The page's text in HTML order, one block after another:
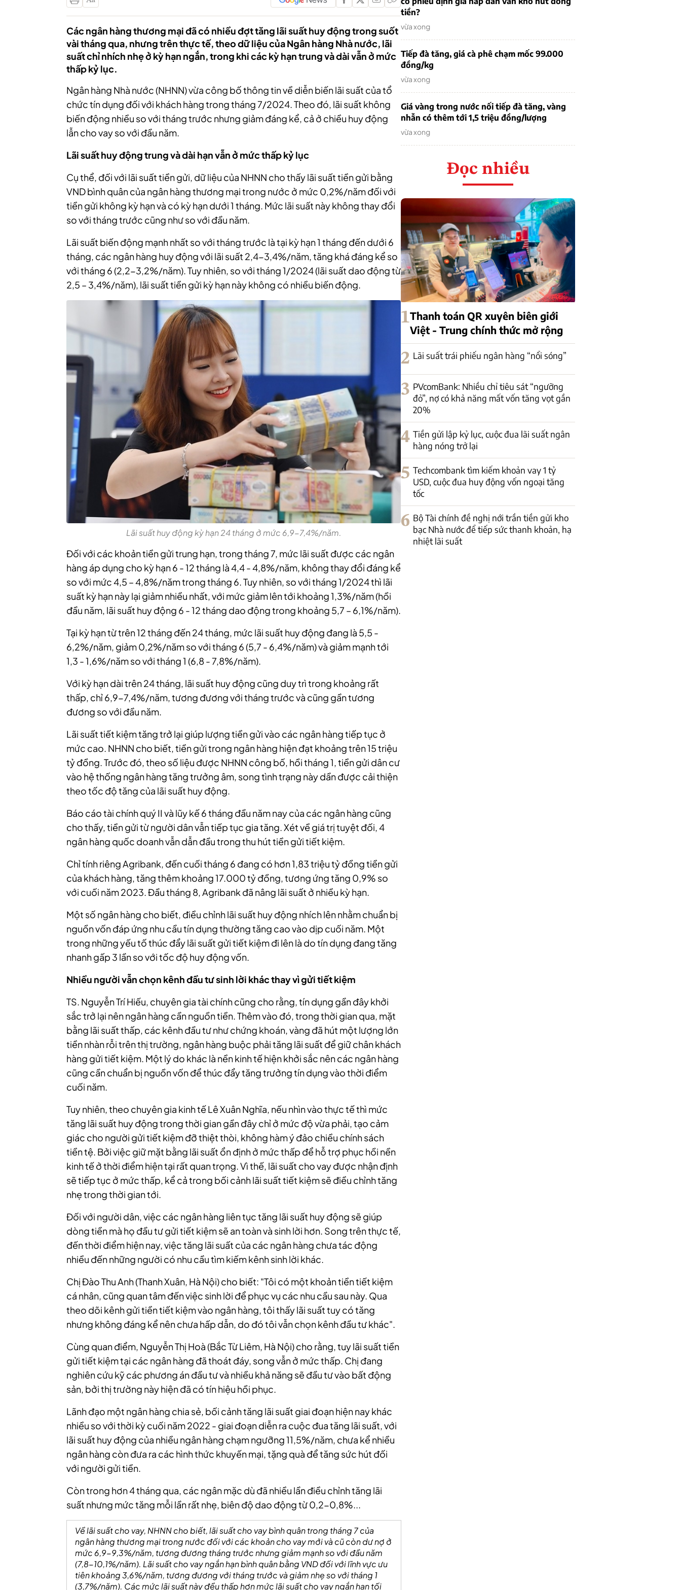
Các ngân hàng thương mại đã có nhiều đợt tăng lãi suất huy động trong suốt
vài tháng qua, nhưng trên thực tế, theo dữ liệu của Ngân hàng Nhà nước, lãi
suất chỉ nhích nhẹ ở kỳ hạn ngắn, trong khi các kỳ hạn trung và dài vẫn ở mức
thấp kỷ lục.
Ngân hàng Nhà nước (NHNN) vừa công bố thông tin về diễn biến lãi suất của tổ
chức tín dụng đối với khách hàng trong tháng 7/2024. Theo đó, lãi suất không
biến động nhiều so với tháng trước nhưng giảm đáng kể, cả ở chiều huy động
lẫn cho vay so với đầu năm.
Lãi suất huy động trung và dài hạn vẫn ở mức thấp kỷ lục
Cụ thể, đối với lãi suất tiền gửi, dữ liệu của NHNN cho thấy lãi suất tiền gửi bằng
VND bình quân của ngân hàng thương mại trong nước ở mức 0,2%/năm đối với
tiền gửi không kỳ hạn và có kỳ hạn dưới 1 tháng. Mức lãi suất này không thay đổi
so với tháng trước cũng như so với đầu năm.
Lãi suất biến động mạnh nhất so với tháng trước là tại kỳ hạn 1 tháng đến dưới 6
tháng, các ngân hàng huy động với lãi suất 2,4-3,4%/năm, tăng khá đáng kể so
với tháng 6 (2,2-3,2%/năm). Tuy nhiên, so với tháng 1/2024 (lãi suất dao động từ
2,5 – 3,4%/năm), lãi suất tiền gửi kỳ hạn này không có nhiều biến động.
Lãi suất huy động kỳ hạn 24 tháng ở mức 6,9-7,4%/năm.
Đối với các khoản tiền gửi trung hạn, trong tháng 7, mức lãi suất được các ngân
hàng áp dụng cho kỳ hạn 6 - 12 tháng là 4,4 - 4,8%/năm, không thay đổi đáng kể
so với mức 4,5 – 4,8%/năm trong tháng 6. Tuy nhiên, so với tháng 1/2024 thì lãi
suất kỳ hạn này lại giảm nhiều nhất, với mức giảm lên tới khoảng 1,3%/năm (hồi
đầu năm, lãi suất huy động 6 - 12 tháng dao động trong khoảng 5,7 – 6,1%/năm).
Tại kỳ hạn từ trên 12 tháng đến 24 tháng, mức lãi suất huy động đang là 5,5 -
6,2%/năm, giảm 0,2%/năm so với tháng 6 (5,7 - 6,4%/năm) và giảm mạnh tới
1,3 - 1,6%/năm so với tháng 1 (6,8 - 7,8%/năm).
Với kỳ hạn dài trên 24 tháng, lãi suất huy động cũng duy trì trong khoảng rất
thấp, chỉ 6,9-7,4%/năm, tương đương với tháng trước và cũng gần tương
đương so với đầu năm.
Lãi suất tiết kiệm tăng trở lại giúp lượng tiền gửi vào các ngân hàng tiếp tục ở
mức cao. NHNN cho biết, tiền gửi trong ngân hàng hiện đạt khoảng trên 15 triệu
tỷ đồng. Trước đó, theo số liệu được NHNN công bố, hồi tháng 1, tiền gửi dân cư
vào hệ thống ngân hàng tăng trưởng âm, song tình trạng này dần được cải thiện
theo tốc độ tăng của lãi suất huy động.
Báo cáo tài chính quý II và lũy kế 6 tháng đầu năm nay của các ngân hàng cũng
cho thấy, tiền gửi từ người dân vẫn tiếp tục gia tăng. Xét về giá trị tuyệt đối, 4
ngân hàng quốc doanh vẫn dẫn đầu trong thu hút tiền gửi tiết kiệm.
Chỉ tính riêng Agribank, đến cuối tháng 6 đang có hơn 1,83 triệu tỷ đồng tiền gửi
của khách hàng, tăng thêm khoảng 17.000 tỷ đồng, tương ứng tăng 0,9% so
với cuối năm 2023. Đầu tháng 8, Agribank đã nâng lãi suất ở nhiều kỳ hạn.
Một số ngân hàng cho biết, điều chỉnh lãi suất huy động nhích lên nhằm chuẩn bị
nguồn vốn đáp ứng nhu cầu tín dụng thường tăng cao vào dịp cuối năm. Một
trong những yếu tố thúc đẩy lãi suất gửi tiết kiệm đi lên là do tín dụng đang tăng
nhanh gấp 3 lần so với tốc độ huy động vốn.
Nhiều người vẫn chọn kênh đầu tư sinh lời khác thay vì gửi tiết kiệm
TS. Nguyễn Trí Hiếu, chuyên gia tài chính cũng cho rằng, tín dụng gần đây khởi
sắc trở lại nên ngân hàng cần nguồn tiền. Thêm vào đó, trong thời gian qua, mặt
bằng lãi suất thấp, các kênh đầu tư như chứng khoán, vàng đã hút một lượng lớn
tiền nhàn rỗi trên thị trường, ngân hàng buộc phải tăng lãi suất để giữ chân khách
hàng gửi tiết kiệm. Một lý do khác là nền kinh tế hiện khởi sắc nên các ngân hàng
cũng cần chuẩn bị nguồn vốn để thúc đẩy tăng trưởng tín dụng vào thời điểm
cuối năm.
Tuy nhiên, theo chuyên gia kinh tế Lê Xuân Nghĩa, nếu nhìn vào thực tế thì mức
tăng lãi suất huy động trong thời gian gần đây chỉ ở mức độ vừa phải, tạo cảm
giác cho người gửi tiết kiệm đỡ thiệt thòi, không hàm ý đảo chiều chính sách
tiền tệ. Bởi việc giữ mặt bằng lãi suất ổn định ở mức thấp để hỗ trợ phục hồi nền
kinh tế ở thời điểm hiện tại rất quan trọng. Vì thế, lãi suất cho vay được nhận định
sẽ tiếp tục ở mức thấp, kể cả trong bối cảnh lãi suất tiết kiệm sẽ điều chỉnh tăng
nhẹ trong thời gian tới.
Đối với người dân, việc các ngân hàng liên tục tăng lãi suất huy động sẽ giúp
dòng tiền mà họ đầu tư gửi tiết kiệm sẽ an toàn và sinh lời hơn. Song trên thực tế,
đến thời điểm hiện nay, việc tăng lãi suất của các ngân hàng chưa tác động
nhiều đến những người có nhu cầu tìm kiếm kênh sinh lời khác.
Chị Đào Thu Anh (Thanh Xuân, Hà Nội) cho biết: "Tôi có một khoản tiền tiết kiệm
cá nhân, cũng quan tâm đến việc sinh lời để phục vụ các nhu cầu sau này. Qua
theo dõi kênh gửi tiền tiết kiệm vào ngân hàng, tôi thấy lãi suất tuy có tăng
nhưng không đáng kể nên chưa hấp dẫn, do đó tôi vẫn chọn kênh đầu tư khác".
Cùng quan điểm, Nguyễn Thị Hoà (Bắc Từ Liêm, Hà Nội) cho rằng, tuy lãi suất tiền
gửi tiết kiệm tại các ngân hàng đã thoát đáy, song vẫn ở mức thấp. Chị đang
nghiên cứu kỹ các phương án đầu tư và nhiều khả năng sẽ đầu tư vào bất động
sản, bởi thị trường này hiện đã có tín hiệu hồi phục.
Lãnh đạo một ngân hàng chia sẻ, bối cảnh tăng lãi suất giai đoạn hiện nay khác
nhiều so với thời kỳ cuối năm 2022 - giai đoạn diễn ra cuộc đua tăng lãi suất, với
lãi suất huy động của nhiều ngân hàng chạm ngưỡng 11,5%/năm, chưa kể nhiều
ngân hàng còn đưa ra các hình thức khuyến mại, tặng quà để tăng sức hút đối
với người gửi tiền.
Còn trong hơn 4 tháng qua, các ngân mặc dù đã nhiều lần điều chỉnh tăng lãi
suất nhưng mức tăng mỗi lần rất nhẹ, biên độ dao động từ 0,2-0,8%...
Về lãi suất cho vay, NHNN cho biết, lãi suất cho vay bình quân trong tháng 7 của
ngân hàng thương mại trong nước đối với các khoản cho vay mới và cũ còn dư nợ ở
mức 6,9-9,3%/năm, tương đương tháng trước nhưng giảm mạnh so với đầu năm
(7,8-10,1%/năm). Lãi suất cho vay ngắn hạn bình quân bằng VND đối với lĩnh vực ưu
tiên khoảng 3,6%/năm, tương đương với tháng trước và giảm nhẹ so với tháng 1
(3,7%/năm). Các mức lãi suất này đều thấp hơn mức lãi suất cho vay ngắn hạn tối
tiền?
vừa xong
Tiếp đà tăng, giá cà phê chạm mốc 99.000
đồng/kg
vừa xong
Giá vàng trong nước nối tiếp đà tăng, vàng
nhẫn có thêm tới 1,5 triệu đồng/lượng
vừa xong
Đọc nhiều
1Thanh toán QR xuyên biên giới
Việt - Trung chính thức mở rộng
2 Lãi suất trái phiếu ngân hàng “nổi sóng”
3 PVcomBank: Nhiều chỉ tiêu sát “ngưỡng
đỏ”, nợ có khả năng mất vốn tăng vọt gần
20%
4 Tiền gửi lập kỷ lục, cuộc đua lãi suất ngân
hàng nóng trở lại
5 Techcombank tìm kiếm khoản vay 1 tỷ
USD, cuộc đua huy động vốn ngoại tăng
tốc
6 Bộ Tài chính đề nghị nới trần tiền gửi kho
bạc Nhà nước để tiếp sức thanh khoản, hạ
nhiệt lãi suất